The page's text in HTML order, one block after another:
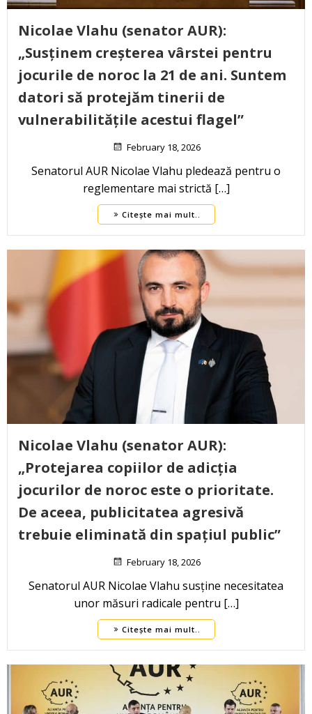
Nicolae Vlahu (senator AUR):
„Susținem creșterea vârstei pentru
jocurile de noroc la 21 de ani. Suntem
datori să protejăm tinerii de
vulnerabilitățile acestui flagel”
February 18, 2026
Senatorul AUR Nicolae Vlahu pledează pentru o
reglementare mai strictă […]
Citește mai mult..
Nicolae Vlahu (senator AUR):
„Protejarea copiilor de adicția
jocurilor de noroc este o prioritate.
De aceea, publicitatea agresivă
trebuie eliminată din spațiul public”
February 18, 2026
Senatorul AUR Nicolae Vlahu susține necesitatea
unor măsuri radicale pentru […]
Citește mai mult..